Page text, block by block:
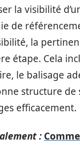
la visibilité
de
la
étape. Cela
le balisage
structure de
efficacement.
: